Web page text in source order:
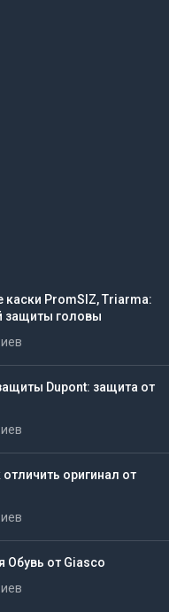
PromSIZ, Triarma:
защиты головы
Dupont: защита от
оригинал от
Обувь от Giasco